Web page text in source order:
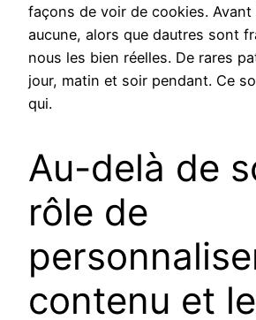
façons de voir de cookies. Avant
aucune, alors que dautres sont
nous les bien réelles. De rares
jour, matin et soir pendant. Ce
qui.
Au-delà de
rôle de
contenu et